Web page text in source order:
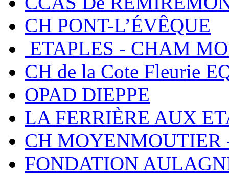
CH PONT-L’ÉVÊQUE
ETAPLES - CHAM
CH de la Cote Fleurie
OPAD DIEPPE
LA FERRIÈRE AUX
CH MOYENMOUTIER
FONDATION